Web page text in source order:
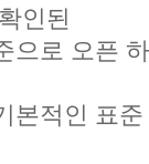
인된
으로 오픈
본적인 표